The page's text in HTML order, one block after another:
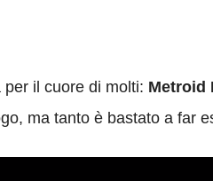
il cuore di molti: Metroid
ma tanto è bastato a far